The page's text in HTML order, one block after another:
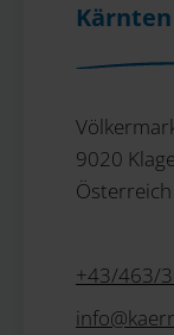
9020
Österreich
+43/463/
info@